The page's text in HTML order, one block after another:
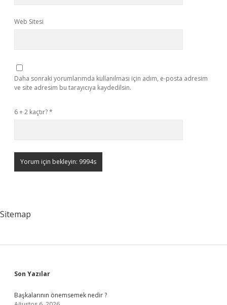
Web Sitesi
Daha sonraki yorumlarımda kullanılması için adım, e-posta adresim
ve site adresim bu tarayıcıya kaydedilsin.
6 + 2 kaçtır?*
Sitemap
Sidebar
Son Yazılar
Başkalarının önemsemek nedir ?